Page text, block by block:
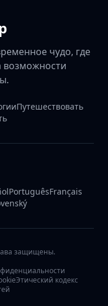
чудо, где
возможности
Путешествовать
PortuguêsFrançais
защищены.
Этический кодекс